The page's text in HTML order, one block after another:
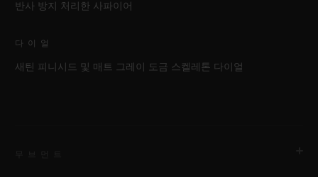
반사 방지 처리한 사파이어
다이얼
새틴 피니시드 및 매트 그레이 도금 스켈레톤 다이얼